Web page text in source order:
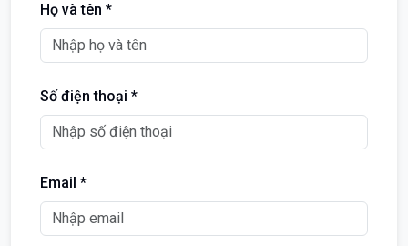
Họ và tên *
Số điện thoại *
Email *